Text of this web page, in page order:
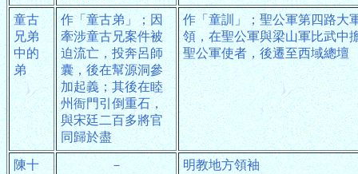
童古
兄弟
中的
弟
作「童古弟」；因
牽涉童古兄案件被
迫流亡，投奔呂師
囊，後在幫源洞參
加起義；其後在睦
州衙門引倒重石，
與宋廷二百多將官
同歸於盡
作「童訓」；聖公軍第四路大
領，在聖公軍與梁山軍比武中
聖公軍使者，後遷至西域總壇
陳十
－ 明教地方領袖